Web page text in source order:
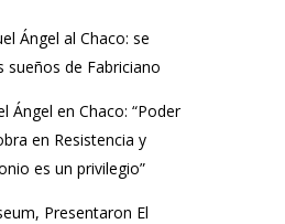
Ángel al Chaco: se
sueños de Fabriciano
Ángel en Chaco: “Poder
en Resistencia y
es un privilegio”
Presentaron El